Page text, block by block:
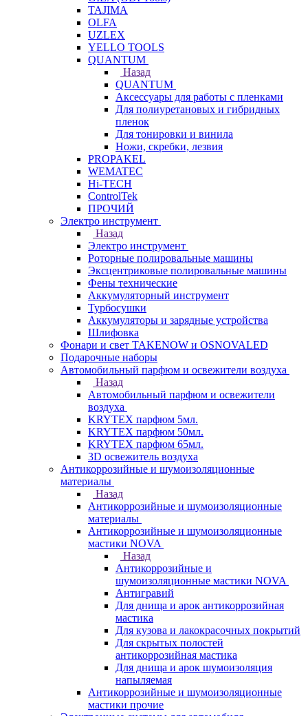
TAJIMA
OLFA
UZLEX
YELLO TOOLS
QUANTUM
Назад
QUANTUM
Аксессуары для работы с пленками
Для полиуретановых и гибридных
пленок
Для тонировки и винила
Ножи, скребки, лезвия
PROPAKEL
WEMATEC
Hi-TECH
ControlTek
ПРОЧИЙ
Электро инструмент
Назад
Электро инструмент
Роторные полировальные машины
Эксцентриковые полировальные машины
Фены технические
Аккумуляторный инструмент
Турбосушки
Аккумуляторы и зарядные устройства
Шлифовка
Фонари и свет TAKENOW и OSNOVALED
Подарочные наборы
Автомобильный парфюм и освежители воздуха
Назад
Автомобильный парфюм и освежители
воздуха
KRYTEX парфюм 5мл.
KRYTEX парфюм 50мл.
KRYTEX парфюм 65мл.
3D освежитель воздуха
Антикоррозийные и шумоизоляционные
материалы
Назад
Антикоррозийные и шумоизоляционные
материалы
Антикоррозийные и шумоизоляционные
мастики NOVA
Назад
Антикоррозийные и
шумоизоляционные мастики NOVA
Антигравий
Для днища и арок антикоррозийная
мастика
Для кузова и лакокрасочных покрытий
Для скрытых полостей
антикоррозийная мастика
Для днища и арок шумоизоляция
напыляемая
Антикоррозийные и шумоизоляционные
мастики прочие